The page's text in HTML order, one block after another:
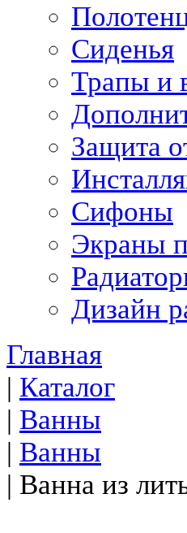
Сиденья
Трапы и
Защита
Сифоны
Экраны
Дизайн
Главная
| Каталог
| Ванны
| Ванны
| Ванна из